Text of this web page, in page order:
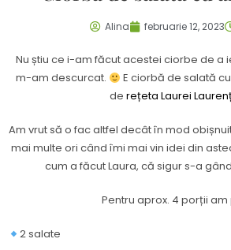
Alina februarie 12, 2023
Nu știu ce i-am făcut acestei ciorbe de a
m-am descurcat.
E ciorbă de salată
de rețeta Laurei
Am vrut să o fac altfel decât în mod
mai multe ori când îmi mai vin idei din
cum a făcut Laura, că sigur s-a
Pentru aprox. 4 porții am
2 salate